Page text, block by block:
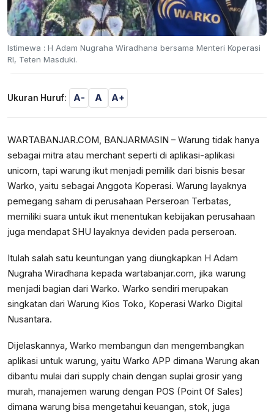
Istimewa : H Adam Nugraha Wiradhana bersama Menteri Koperasi
RI, Teten Masduki.
Ukuran Huruf: A- A A+
WARTABANJAR.COM, BANJARMASIN – Warung tidak hanya
sebagai mitra atau merchant seperti di aplikasi-aplikasi
unicorn, tapi warung ikut menjadi pemilik dari bisnis besar
Warko, yaitu sebagai Anggota Koperasi. Warung layaknya
pemegang saham di perusahaan Perseroan Terbatas,
memiliki suara untuk ikut menentukan kebijakan perusahaan
juga mendapat SHU layaknya deviden pada perseroan.
Itulah salah satu keuntungan yang diungkapkan H Adam
Nugraha Wiradhana kepada wartabanjar.com, jika warung
menjadi bagian dari Warko. Warko sendiri merupakan
singkatan dari Warung Kios Toko, Koperasi Warko Digital
Nusantara.
Dijelaskannya, Warko membangun dan mengembangkan
aplikasi untuk warung, yaitu Warko APP dimana Warung akan
dibantu mulai dari supply chain dengan suplai grosir yang
murah, manajemen warung dengan POS (Point Of Sales)
dimana warung bisa mengetahui keuangan, stok, juga